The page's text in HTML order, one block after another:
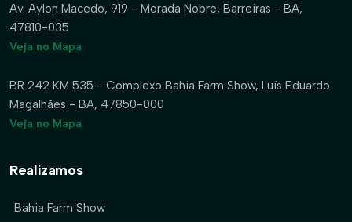
Av. Aylon Macedo, 919 - Morada Nobre, Barreiras - BA,
47810-035
Veja no Mapa
BR 242 KM 535 - Complexo Bahia Farm Show, Luís Eduardo
Magalhães - BA, 47850-000
Veja no Mapa
Realizamos
Bahia Farm Show